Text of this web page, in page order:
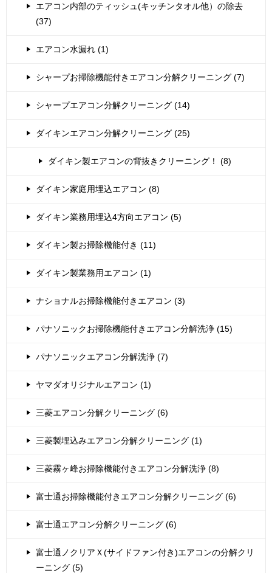
エアコン内部のティッシュ(キッチンタオル他）の除去
(37)
エアコン水漏れ (1)
シャープお掃除機能付きエアコン分解クリーニング (7)
シャープエアコン分解クリーニング (14)
ダイキンエアコン分解クリーニング (25)
ダイキン製エアコンの背抜きクリーニング！ (8)
ダイキン家庭用埋込エアコン (8)
ダイキン業務用埋込4方向エアコン (5)
ダイキン製お掃除機能付き (11)
ダイキン製業務用エアコン (1)
ナショナルお掃除機能付きエアコン (3)
パナソニックお掃除機能付きエアコン分解洗浄 (15)
パナソニックエアコン分解洗浄 (7)
ヤマダオリジナルエアコン (1)
三菱エアコン分解クリーニング (6)
三菱製埋込みエアコン分解クリーニング (1)
三菱霧ヶ峰お掃除機能付きエアコン分解洗浄 (8)
富士通お掃除機能付きエアコン分解クリーニング (6)
富士通エアコン分解クリーニング (6)
富士通ノクリアＸ(サイドファン付き)エアコンの分解クリ
ーニング (5)